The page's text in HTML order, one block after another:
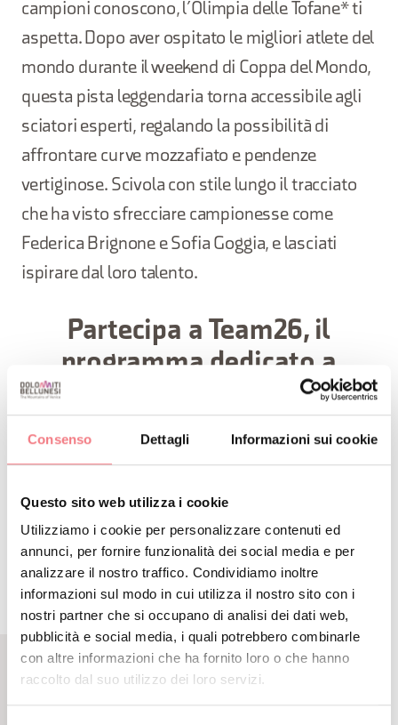
Consenso Dettagli Informazioni sui cookie
Questo sito web utilizza i cookie
Utilizziamo i cookie per personalizzare contenuti ed
annunci, per fornire funzionalità dei social media e per
analizzare il nostro traffico. Condividiamo inoltre
informazioni sul modo in cui utilizza il nostro sito con i
nostri partner che si occupano di analisi dei dati web,
pubblicità e social media, i quali potrebbero combinarle
con altre informazioni che ha fornito loro o che hanno
raccolto dal suo utilizzo dei loro servizi.
campioni conoscono, l’Olimpia delle Tofane* ti
aspetta. Dopo aver ospitato le migliori atlete del
mondo durante il weekend di Coppa del Mondo,
questa pista leggendaria torna accessibile agli
sciatori esperti, regalando la possibilità di
affrontare curve mozzafiato e pendenze
vertiginose. Scivola con stile lungo il tracciato
che ha visto sfrecciare campionesse come
Federica Brignone e Sofia Goggia, e lasciati
ispirare dal loro talento.
Partecipa a Team26, il
programma dedicato a
volontarie e volontari di
Milano Cortina 2026.
CLICCA QUI PER ENTRARE NEL TEAM